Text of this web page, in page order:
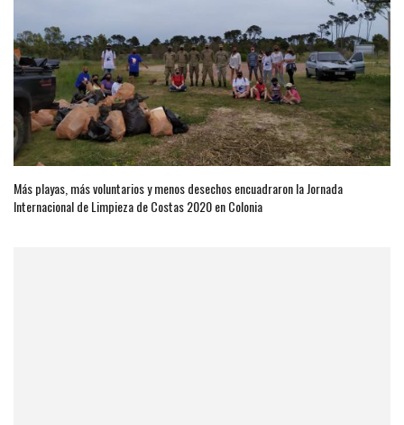
Más playas, más voluntarios y menos desechos encuadraron la Jornada
Internacional de Limpieza de Costas 2020 en Colonia